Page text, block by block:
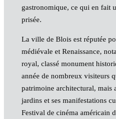
gastronomique, ce qui en fait
prisée.
La ville de Blois est réputée
médiévale et Renaissance,
royal, classé monument
année de nombreux visiteurs
patrimoine architectural, mais
jardins et ses manifestations
Festival de cinéma américain